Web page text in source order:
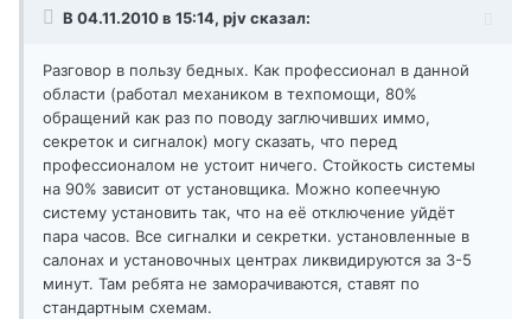
В 04.11.2010 в 15:14, pjv сказал:
Разговор в пользу бедных. Как профессионал в данной
области (работал механиком в техпомощи, 80%
обращений как раз по поводу заглючивших иммо,
секреток и сигналок) могу сказать, что перед
профессионалом не устоит ничего. Стойкость системы
на 90% зависит от установщика. Можно копеечную
систему установить так, что на её отключение уйдёт
пара часов. Все сигналки и секретки. установленные в
салонах и установочных центрах ликвидируются за 3-5
минут. Там ребята не заморачиваются, ставят по
стандартным схемам.